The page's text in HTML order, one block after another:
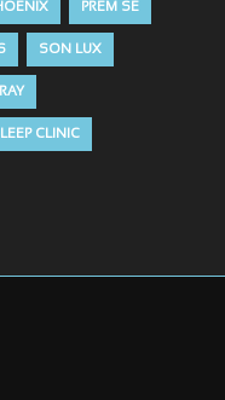
PREM SÉ
SON LUX
CLINIC